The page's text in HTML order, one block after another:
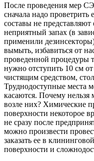
После проведения мер
сначала надо
составы не
неприятный запах (в
применили
вымыть, избавиться от
проведенной процедуры
нужно отступить 10 см
чистящим средством,
Труднодоступные места
касаются. Почему
возле них? Химические
поверхности некоторое
не сразу после
можно произвести
заказать ее в
поверхности и